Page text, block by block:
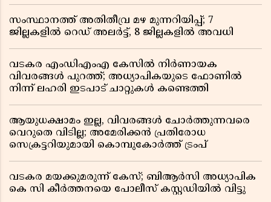
സംസ്ഥാനത്ത് അതിതീവ്ര മഴ മുന്നറിയിപ്പ്; 7
ജില്ലകളിൽ റെഡ് അലർട്ട്, 8 ജില്ലകളിൽ അവധി
വടകര എംഡിഎംഎ കേസിൽ നിർണായക
വിവരങ്ങൾ പുറത്ത്; അധ്യാപികയുടെ ഫോണിൽ
നിന്ന് ലഹരി ഇടപാട് ചാറ്റുകൾ കണ്ടെത്തി
ആയുധക്ഷാമം ഇല്ല, വിവരങ്ങൾ ചോർത്തുന്നവരെ
വെറുതെ വിടില്ല; അമേരിക്കൻ പ്രതിരോധ
സെക്രട്ടറിയുമായി കൊമ്പുകോർത്ത് ട്രംപ്
വടകര മയക്കുമരുന്ന് കേസ്; ബിആർസി അധ്യാപിക
കെ സി കീർത്തനയെ പോലീസ് കസ്റ്റഡിയിൽ വിട്ടു